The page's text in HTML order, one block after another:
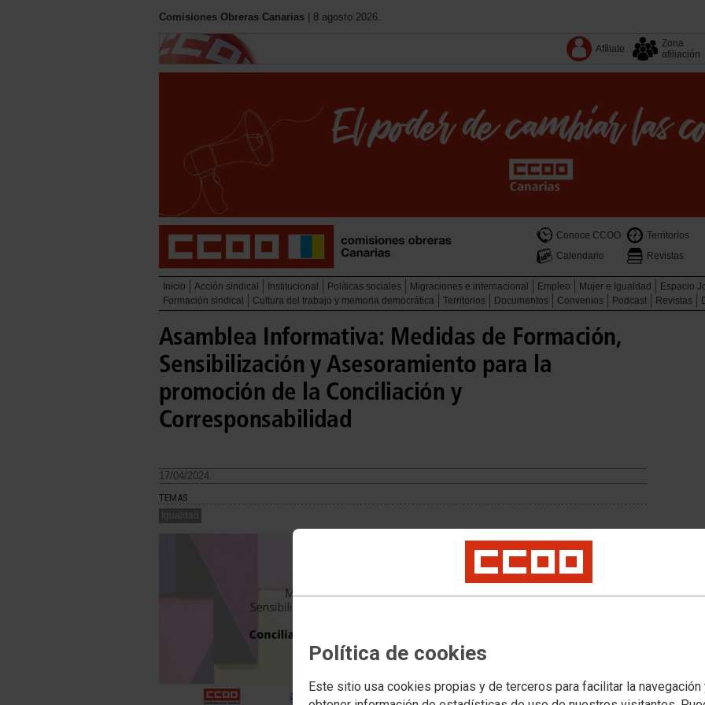
Política de cookies
Este sitio usa cookies propias y de terceros para facilitar la navegación
Comisiones Obreras Canarias | 8 agosto 2026.
Afíliate
Zona
afiliación
Conoce CCOO Territorios
Calendario
Revistas
Inicio Acción sindical Institucional Políticas sociales Migraciones e internacional Empleo Mujer e Igualdad Espacio
Formación sindical
Cultura del trabajo y memoria democrática Territorios Documentos Convenios Podcast Revistas
Asamblea Informativa: Medidas de Formación,
Sensibilización y Asesoramiento para la
promoción de la Conciliación y
Corresponsabilidad
17/04/2024.
TEMAS
Igualdad